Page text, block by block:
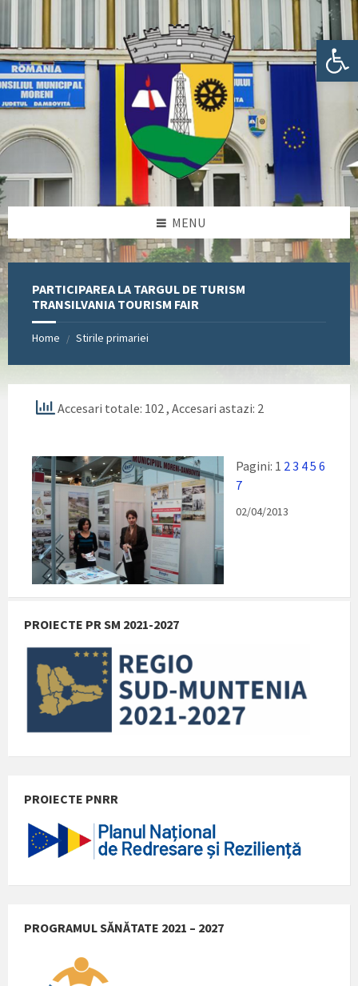
Deschide bara de unelte
sidebar
sidebar
MENU
PARTICIPAREA LA TARGUL DE TURISM
TRANSILVANIA TOURISM FAIR
Home / Stirile primariei
Accesari totale: 102 , Accesari astazi: 2
Pagini: 1 2 3 45 6
7
02/04/2013
PROIECTE PR SM 2021-2027
PROIECTE PNRR
PROGRAMUL SĂNĂTATE 2021 – 2027